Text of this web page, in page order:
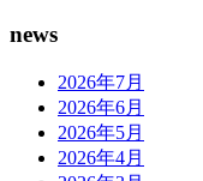
news
2026年7月
2026年6月
2026年5月
2026年4月